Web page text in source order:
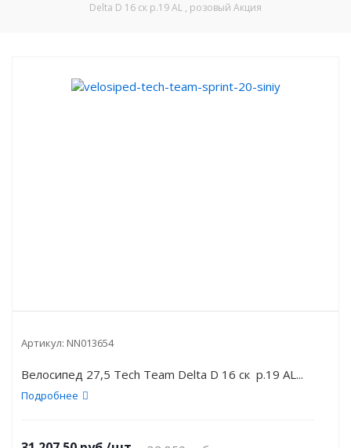
Delta D 16 ск р.19 AL , розовый Акция
Артикул: NN013654
Велосипед 27,5 Tech Team Delta D 16 ск р.19 AL...
Подробнее